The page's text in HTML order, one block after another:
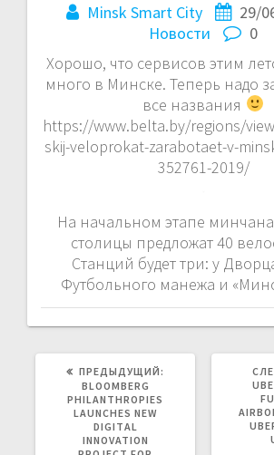
Minsk Smart City
29/
Новости
0
Хорошо, что сервисов этим
много в Минске. Теперь надо
все названия
https://www.belta.by/regions/
skij-veloprokat-zarabotaet-v-
352761-2019/
На начальном этапе
столицы предложат 40
Станций будет три: у
Футбольного манежа и
ПРЕДЫДУЩИЙ:
BLOOMBERG
PHILANTHROPIES
LAUNCHES NEW
DIGITAL
INNOVATION